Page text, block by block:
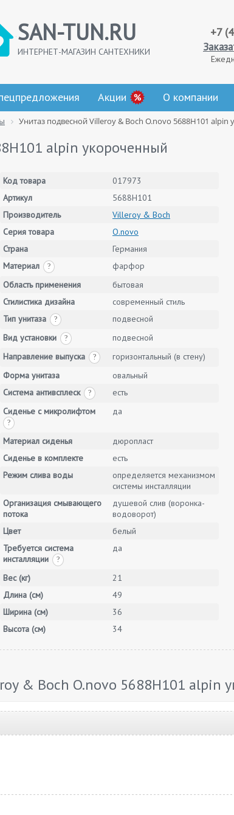
SAN-TUN.RU
ИНТЕРНЕТ-МАГАЗИН САНТЕХНИКИ
+7
Акции О компании
Унитаз подвесной Villeroy & Boch O.novo 5688H101
alpin укороченный
Код товара
017973
Артикул
5688H101
Производитель
Villeroy & Boch
Серия товара
O.novo
Страна
Германия
Материал
?
фарфор
Область применения
бытовая
Стилистика дизайна
современный стиль
Тип унитаза
?
подвесной
Вид установки
?
подвесной
Направление выпуска
?
горизонтальный (в стену)
Форма унитаза
овальный
Система антивсплеск
?
есть
Сиденье с микролифтом
?
да
Материал сиденья
дюропласт
Сиденье в комплекте
есть
Режим слива воды
определяется механизмом
системы инсталляции
Организация смывающего
потока
душевой слив (воронка-
водоворот)
Цвет
белый
Требуется система
инсталляции
?
да
Вес (кг)
21
Длина (см)
49
Ширина (см)
36
Высота (см)
34
& Boch O.novo 5688H101 alpin